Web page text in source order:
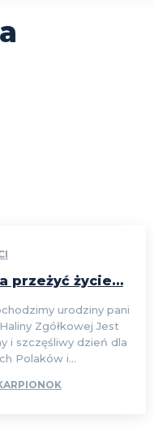
przeżyć życie…
urodziny pani
Zgółkowej Jest
i szczęśliwy dzień dla
Polaków i...